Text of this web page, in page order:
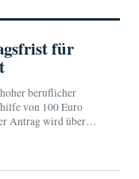
für
beruflicher
von 100 Euro
Antrag wird über